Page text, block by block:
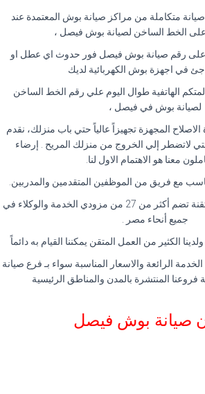
متكاملة من مراكز صيانة بوش المعتمدة عند
الخط الساخن لصيانة بوش فيصل ،
على رقم صيانة بوش فيصل فور حدوث اي عطل او
في اجهزة بوش الكهربائية لديك
الهاتفية طوال اليوم علي رقم الخط الساخن
لصيانة بوش في فيصل ،
المجهزة تجهيزاً عالياً حتي باب منزلك، نقدم
لاتضطر إلي الخروج من منزلك المريح . إرضاء
معنا هو الاهتمام الاول لنا.
مع فريق من الموظفين المتقدمين والمدربين.
بالأخص في شبكة صيانة متقنة تضم أكثر من 27 من مزودي الخدمة والوكلاء في
جميع أنحاء مصر .
الكثير من العمل المتقن يمكننا القيام به دائماً
الرائعة والاسعار المناسبة سواء بـ فرع صيانة
المنتشرة بالمدن والمناطق الرئيسية
صيانة بوش فيصل